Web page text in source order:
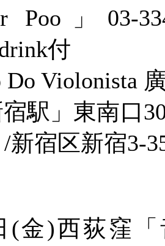
Poo」03-
付
Violonista
駅」東南口
新宿区新宿3-
(金)西荻窪「